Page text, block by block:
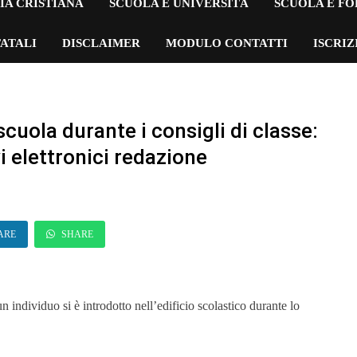
CRISTIANA SCUOLA E UNIVERSITÀ SCUOLA E
DISCLAIMER MODULO CONTATTI
durante i consigli di classe:
elettronici redazione
SHARE
individuo si è introdotto nell’edificio scolastico durante lo